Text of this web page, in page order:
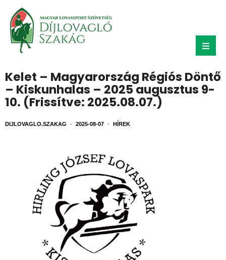
Kelet – Magyarország Régiós Döntő
– Kiskunhalas – 2025 augusztus 9-
10. (Frissítve: 2025.08.07.)
DIJLOVAGLO.SZAKAG • 2025-08-07 • HÍREK